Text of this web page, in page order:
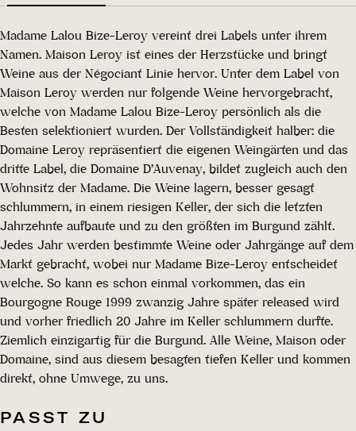
Madame Lalou Bize-Leroy vereint drei Labels unter ihrem
Namen. Maison Leroy ist eines der Herzstücke und bringt
Weine aus der Négociant Linie hervor. Unter dem Label von
Maison Leroy werden nur folgende Weine hervorgebracht,
welche von Madame Lalou Bize-Leroy persönlich als die
Besten selektioniert wurden. Der Vollständigkeit halber: die
Domaine Leroy repräsentiert die eigenen Weingärten und das
dritte Label, die Domaine D’Auvenay, bildet zugleich auch den
Wohnsitz der Madame. Die Weine lagern, besser gesagt
schlummern, in einem riesigen Keller, der sich die letzten
Jahrzehnte aufbaute und zu den größten im Burgund zählt.
Jedes Jahr werden bestimmte Weine oder Jahrgänge auf dem
Markt gebracht, wobei nur Madame Bize-Leroy entscheidet
welche. So kann es schon einmal vorkommen, das ein
Bourgogne Rouge 1999 zwanzig Jahre später released wird
und vorher friedlich 20 Jahre im Keller schlummern durfte.
Ziemlich einzigartig für die Burgund. Alle Weine, Maison oder
Domaine, sind aus diesem besagten tiefen Keller und kommen
direkt, ohne Umwege, zu uns.
PASST ZU